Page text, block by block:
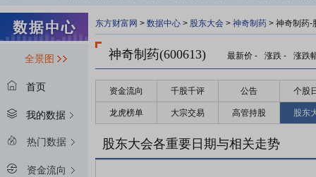
全景图
首页
我的数据
热门数据
资金流向
东方财富网 > 数据中心 > 股东大会 > 神奇制药 > 神奇制药-
神奇制药(600613) 最新价 - 涨跌 - 涨跌
资金流向 千股千评 公告 个股
龙虎榜单 大宗交易 高管持股 股东
股东大会各重要日期与相关走势